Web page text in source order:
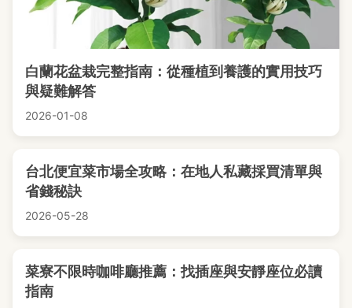
白蘭花盆栽完整指南：從種植到養護的實用技巧
與疑難解答
2026-01-08
台北便宜菜市場全攻略：在地人私藏採買清單與
省錢秘訣
2026-05-28
菜寮不限時咖啡廳推薦：找插座與安靜座位必讀
指南